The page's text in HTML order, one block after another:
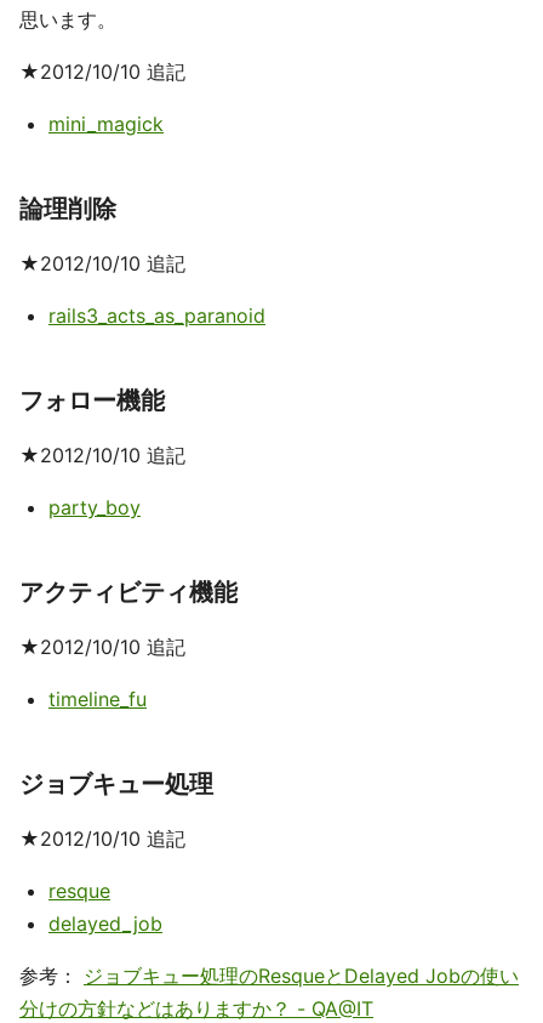
思います。
★2012/10/10 追記
mini_magick
論理削除
★2012/10/10 追記
rails3_acts_as_paranoid
フォロー機能
★2012/10/10 追記
party_boy
アクティビティ機能
★2012/10/10 追記
timeline_fu
ジョブキュー処理
★2012/10/10 追記
resque
delayed_job
参考： ジョブキュー処理のResqueとDelayed Jobの使い
分けの方針などはありますか？ - QA@IT